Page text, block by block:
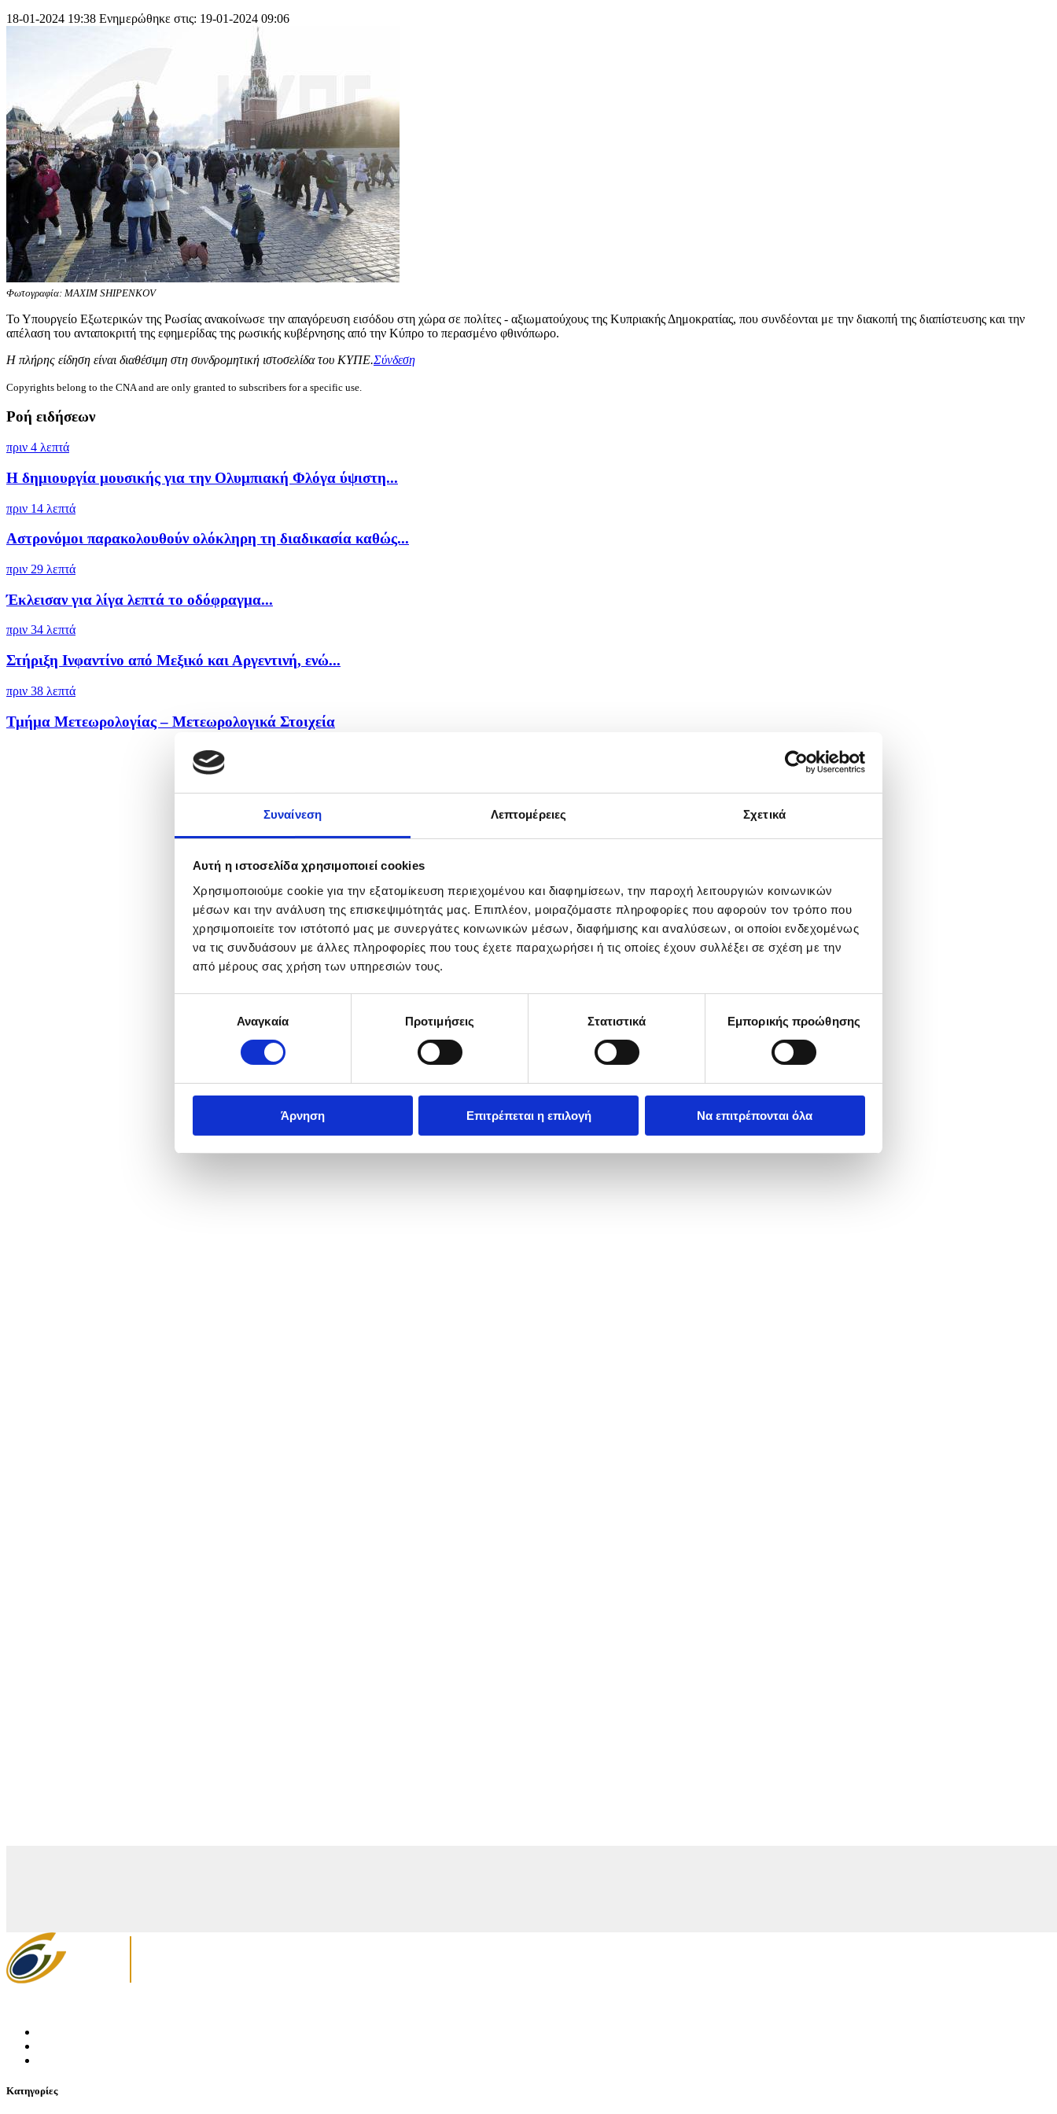
Συναίνεση Λεπτομέρειες Σχετικά
Αυτή η ιστοσελίδα χρησιμοποιεί cookies
Χρησιμοποιούμε cookie για την εξατομίκευση περιεχομένου και διαφημίσεων, την παροχή λειτουργιών κοινωνικών
μέσων και την ανάλυση της επισκεψιμότητάς μας. Επιπλέον, μοιραζόμαστε πληροφορίες που αφορούν τον τρόπο που
χρησιμοποιείτε τον ιστότοπό μας με συνεργάτες κοινωνικών μέσων, διαφήμισης και αναλύσεων, οι οποίοι ενδεχομένως
να τις συνδυάσουν με άλλες πληροφορίες που τους έχετε παραχωρήσει ή τις οποίες έχουν συλλέξει σε σχέση με την
από μέρους σας χρήση των υπηρεσιών τους.
συγκατάθεσηςΑναγκαία Προτιμήσεις Στατιστικά Εμπορικής προώθησης
Άρνηση Επιτρέπεται η επιλογή Να επιτρέπονται όλα
18-01-2024 19:38 Ενημερώθηκε στις: 19-01-2024 09:06
Φωτογραφία: MAXIM SHIPENKOV
Το Υπουργείο Εξωτερικών της Ρωσίας ανακοίνωσε την απαγόρευση εισόδου στη χώρα σε πολίτες - αξιωματούχους της Κυπριακής Δημοκρατίας, που συνδέονται με την διακοπή της διαπίστευσης και την
απέλαση του ανταποκριτή της εφημερίδας της ρωσικής κυβέρνησης από την Κύπρο το περασμένο φθινόπωρο.
Η πλήρης είδηση είναι διαθέσιμη στη συνδρομητική ιστοσελίδα του ΚΥΠΕ.Σύνδεση
Copyrights belong to the CNA and are only granted to subscribers for a specific use.
Ροή ειδήσεων
πριν 4 λεπτά
Η δημιουργία μουσικής για την Ολυμπιακή Φλόγα ύψιστη...
πριν 14 λεπτά
Αστρονόμοι παρακολουθούν ολόκληρη τη διαδικασία καθώς...
πριν 29 λεπτά
Έκλεισαν για λίγα λεπτά το οδόφραγμα...
πριν 34 λεπτά
Στήριξη Ινφαντίνο από Μεξικό και Αργεντινή, ενώ...
πριν 38 λεπτά
Τμήμα Μετεωρολογίας – Μετεωρολογικά Στοιχεία
Κατηγορίες